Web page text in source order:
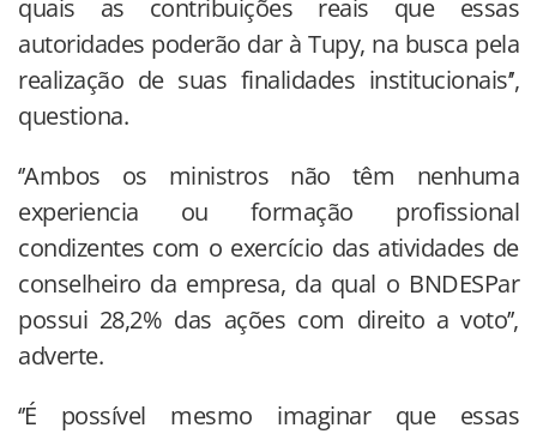
quais as contribuições reais que essas
autoridades poderão dar à Tupy, na busca pela
realização de suas finalidades institucionais’’,
questiona.
‘’Ambos os ministros não têm nenhuma
experiencia ou formação profissional
condizentes com o exercício das atividades de
conselheiro da empresa, da qual o BNDESPar
possui 28,2% das ações com direito a voto’’,
adverte.
‘’É possível mesmo imaginar que essas